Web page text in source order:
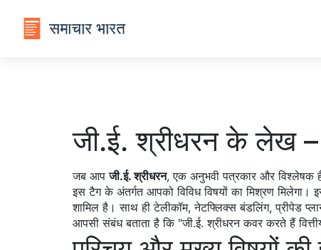
जी.ई. श्रीधरन के लेख
जब आपजी.ई. श्रीधरन,एक अनुभवी पत्रकार और विश्लेषक हैं
इस टैग के अंतर्गत आपको विविध विषयों का मिश्रण मिलेगा।
शामिल है। साथ हीटेलीकॉम,नेटफ्लिक्स बंडलिंग, प्रीपेड
आपसी संबंध बताता है कि "जी.ई. श्रीधरन कवर करते हैं